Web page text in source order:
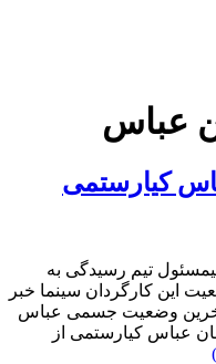
عباس
کیارستمی
تیم رسیدگی به
این کارگردان سینما خبر
۲۰ فروردین آخرین وضعیت جسمی عباس
عباس کیارستمی از